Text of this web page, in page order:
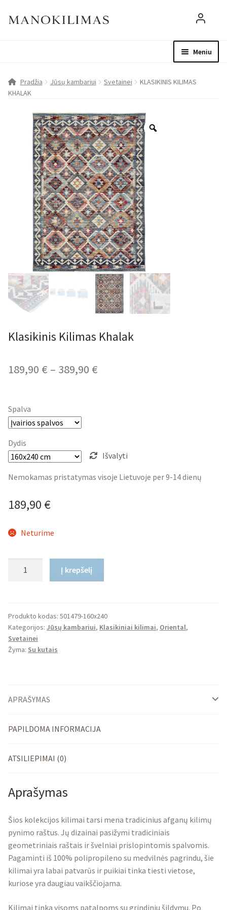
Meniu
Patarimai
Apie mus
Paskyra
Pradžia Jūsų kambariui Svetainei
KLASIKINIS KILIMAS
KHALAK
Klasikinis Kilimas Khalak
189,90 € – 389,90 €
Spalva
Dydis
Išvalyti
Nemokamas pristatymas visoje Lietuvoje per 9-14 dienų
189,90 €
Neturime
Khalak
Į krepšelį
Produkto kodas: 501479-160x240
Kategorijos: Jūsų kambariui, Klasikiniai kilimai, Oriental,
Svetainei
Žyma: Su kutais
APRAŠYMAS
PAPILDOMA INFORMACIJA
ATSILIEPIMAI (0)
Aprašymas
Šios kolekcijos kilimai tarsi mena tradicinius afganų kilimų
pynimo raštus. Jų dizainai pasižymi tradiciniais
geometriniais raštais ir švelniai prislopintomis spalvomis.
Pagaminti iš 100% polipropileno su medvilnės pagrindu, šie
kilimai yra labai patvarūs ir puikiai tinka tiesti vietose,
kuriose yra daugiau vaikščiojama.
Kilimai tinka visoms patalpoms su grindiniu šildymu. Po